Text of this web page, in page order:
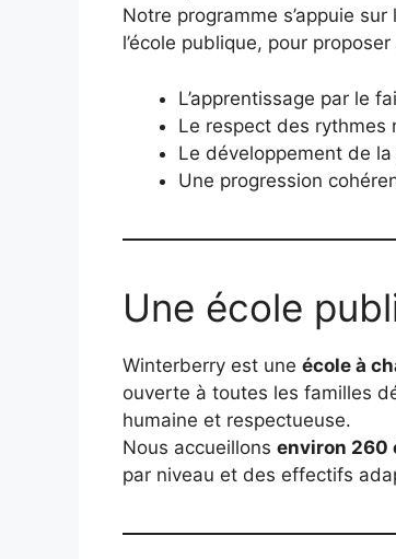
Notre programme s’appuie sur
l’école publique, pour
L’apprentissage par le
Le respect des rythmes
Le développement de
Une progression
Une école
Winterberry est une école à
ouverte à toutes les familles
humaine et respectueuse.
Nous accueillons environ 260
par niveau et des effectifs